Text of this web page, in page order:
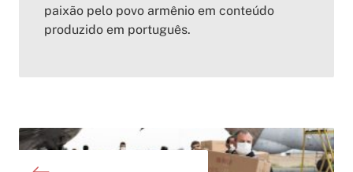
paixão pelo povo armênio em conteúdo
produzido em português.